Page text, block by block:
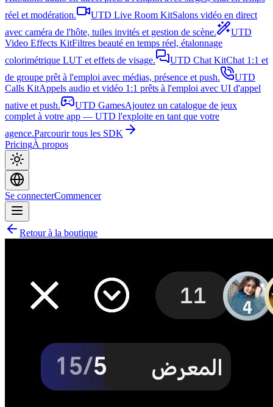
réel et modération.
UTD Live Room KitSalons vidéo en direct
avec caméra de l'hôte, tuiles invités et gestion de scène.
UTD
Video Effects KitFiltres beauté en temps réel, étalonnage
colorimétrique LUT et effets de visage.
UTD Chat KitChat 1:1 et
de groupe prêt à l'emploi avec médias, présence et push.
UTD
Calls KitAppels audio et vidéo 1:1 prêts à l'emploi avec UI d'appel
native et push.
UTD GamesAjoutez un catalogue de jeux
complet à votre app — UTD l'exploite en tant que votre
agence.Parcourir tous les SDK
PricingÀ propos
Se connecterCommencer
Retour à la boutique